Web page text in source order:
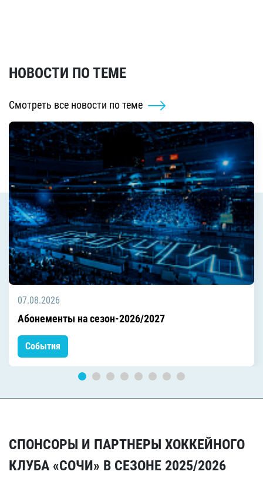
НОВОСТИ ПО ТЕМЕ
Смотреть все новости по теме
07.08.2026
Абонементы на сезон-2026/2027
События
СПОНСОРЫ И ПАРТНЕРЫ ХОККЕЙНОГО
КЛУБА «СОЧИ» В СЕЗОНЕ 2025/2026